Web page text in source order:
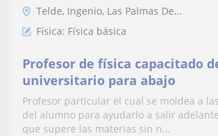
Telde, Ingenio, Las Palmas De...
Física: Física básica
Profesor de física capacitado
universitario para abajo
Profesor particular el cual se moldea a
del alumno para ayudarlo a salir
que supere las materias sin n...